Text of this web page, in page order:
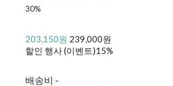
30%
203,150원 239,000원
할인 행사 (이벤트)15%
배송비 -